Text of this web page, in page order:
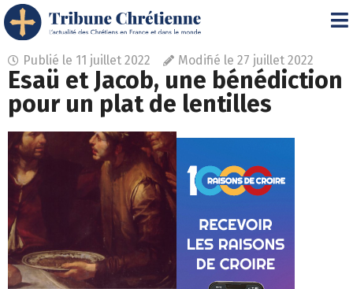
Publié le 11 juillet 2022 Modifié le 27 juillet 2022
Esaü et Jacob, une bénédiction
pour un plat de lentilles